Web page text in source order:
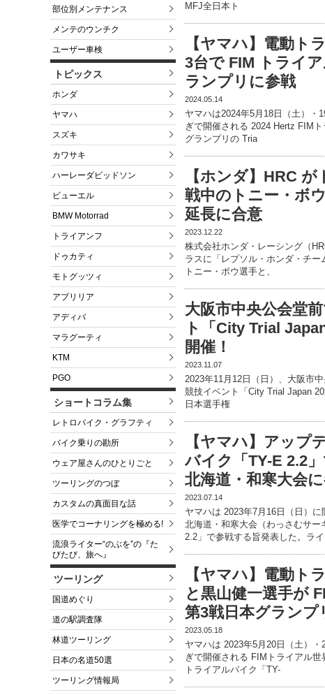
部位別メンテナンス
メンテのウンチク
ユーザー車検
トピックス
ホンダ
ヤマハ
スズキ
カワサキ
ハーレーダビッドソン
ビューエル
BMW Motorrad
トライアンフ
ドゥカティ
モトグッツィ
アプリリア
アディバ
マラグーティ
KTM
PGO
ショートコラム集
レトロバイク・グラフティ
バイク乗りの勘所
ウェア屋さんのひとりごと
ツーリングのつぼ
カスタムの真面目な話
医学でコーナリングを極める!
流浪ライター“のぶを”の『た
びたび、旅へ』
ツーリング
国道めぐり
道の駅調査隊
林道ツーリング
日本の名道50選
ツーリング情報局
MFJ全日本ト
【ヤマハ】電動ト
3台で FIM トライ
ランプリに参戦
2024.05.14
ヤマハは2024年5月18日（土）・
ぎで開催される 2024 Hertz FIM
グランプリの Tria
【ホンダ】HRC
戦中のトニー・ボ
延長に合意
2023.12.22
株式会社ホンダ・レーシング（
ラスに「レプソル・ホンダ・チ
トニー・ボウ選手と、
大阪市中央公会堂
ト「City Trial
開催！
2023.11.07
2023年11月12日（日）、大阪市
競技イベント「City Trial Japan
日本選手権
【ヤマハ】アップ
バイク「TY-E 2.2
北海道・和寒大会
2023.07.14
ヤマハは 2023年7月16日（日）
北海道・和寒大会（わっさむサ
2.2」で参戦する旨発表した。ライ
【ヤマハ】電動ト
と黒山健一選手が
第3戦日本グランプ
2023.05.18
ヤマハは 2023年5月20日（土）
ぎで開催される FIMトライアル
トライアルバイク「TY-